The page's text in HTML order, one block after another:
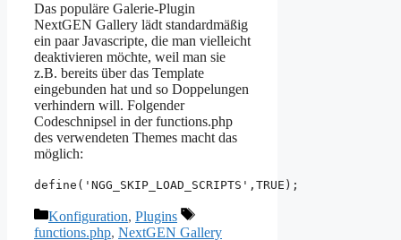
Das populäre Galerie-Plugin
NextGEN Gallery lädt standardmäßig
ein paar Javascripte, die man vielleicht
deaktivieren möchte, weil man sie
z.B. bereits über das Template
eingebunden hat und so Doppelungen
verhindern will. Folgender
Codeschnipsel in der functions.php
des verwendeten Themes macht das
möglich:
define('NGG_SKIP_LOAD_SCRIPTS',TRUE);
Kategorien
Konfiguration, Plugins
Schlagwörter
functions.php, NextGEN Gallery